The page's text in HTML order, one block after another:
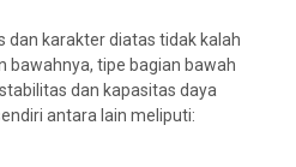
dan karakter diatas tidak kalah
bawahnya, tipe bagian bawah
dan kapasitas daya
antara lain meliputi: